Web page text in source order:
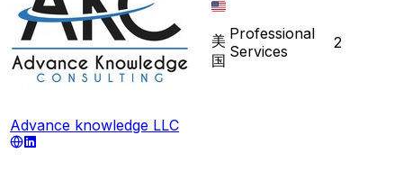
Advance knowledge LLC
美
国
Professional
Services
2